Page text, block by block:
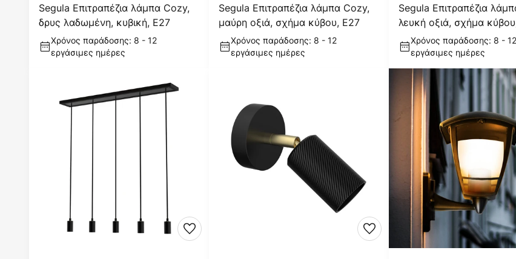
Segula Επιτραπέζια λάμπα Cozy,
δρυς λαδωμένη, κυβική, E27
Χρόνος παράδοσης: 8 - 12
εργάσιμες ημέρες
Segula Επιτραπέζια λάμπα Cozy,
μαύρη οξιά, σχήμα κύβου, E27
Χρόνος παράδοσης: 8 - 12
εργάσιμες ημέρες
Segula Επιτραπέζια
λευκή οξιά, σχήμα
Χρόνος παράδοσης: 8 - 12
εργάσιμες ημέρες